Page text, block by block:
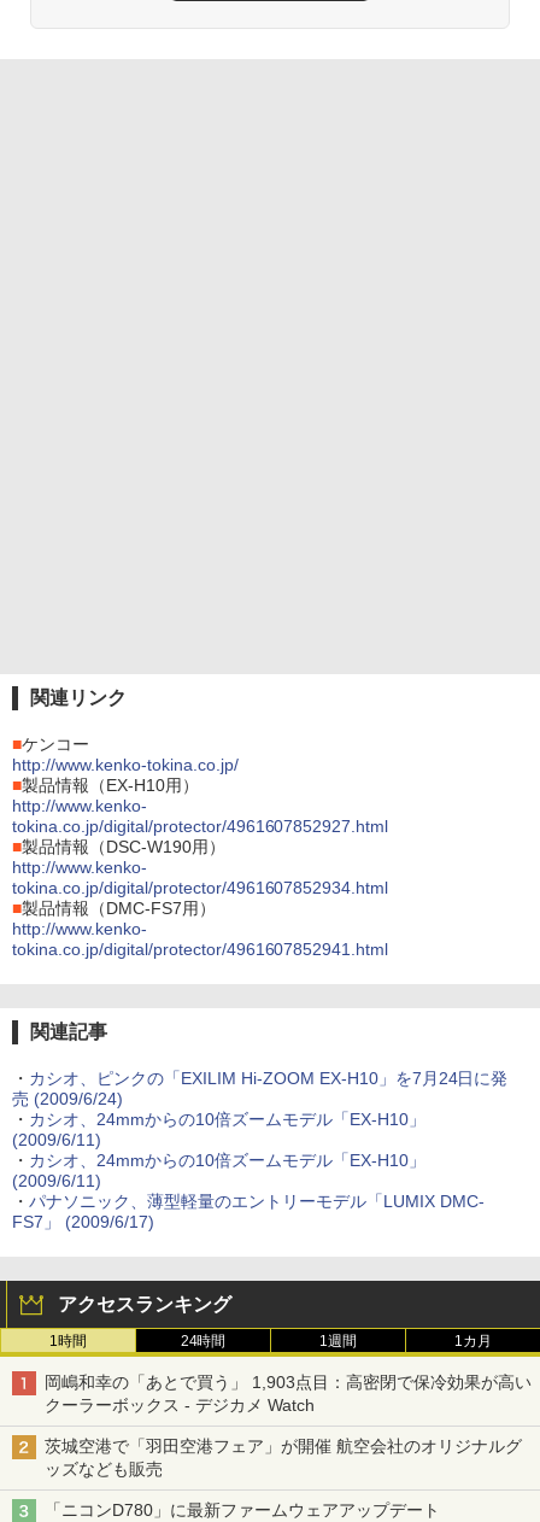
関連リンク
■ケンコー
http://www.kenko-tokina.co.jp/
■製品情報（EX-H10用）
http://www.kenko-
tokina.co.jp/digital/protector/4961607852927.html
■製品情報（DSC-W190用）
http://www.kenko-
tokina.co.jp/digital/protector/4961607852934.html
■製品情報（DMC-FS7用）
http://www.kenko-
tokina.co.jp/digital/protector/4961607852941.html
関連記事
・ カシオ、ピンクの「EXILIM Hi-ZOOM EX-H10」を7月24日に発
売 (2009/6/24)
・ カシオ、24mmからの10倍ズームモデル「EX-H10」
(2009/6/11)
・ カシオ、24mmからの10倍ズームモデル「EX-H10」
(2009/6/11)
・ パナソニック、薄型軽量のエントリーモデル「LUMIX DMC-
FS7」 (2009/6/17)
アクセスランキング
1時間 24時間 1週間 1カ月
岡嶋和幸の「あとで買う」 1,903点目：高密閉で保冷効果が高い
クーラーボックス - デジカメ Watch
茨城空港で「羽田空港フェア」が開催 航空会社のオリジナルグ
ッズなども販売
「ニコンD780」に最新ファームウェアアップデート